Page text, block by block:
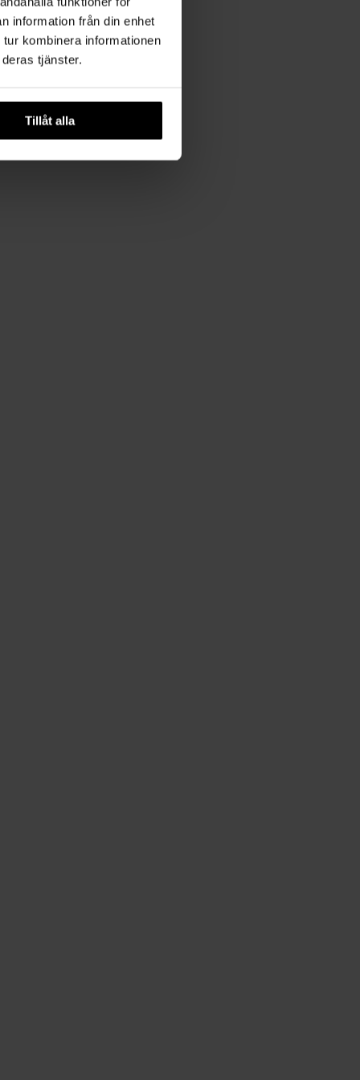
information från din enhet
kombinera informationen
tjänster.
Tillåt alla